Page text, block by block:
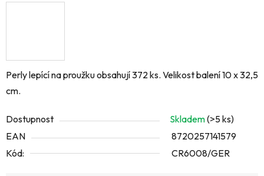
Perly lepící na proužku obsahují 372 ks. Velikost balení 10 x 32,5
cm.
Dostupnost Skladem(>5 ks)
EAN
8720257141579
Kód:
CR6008/GER